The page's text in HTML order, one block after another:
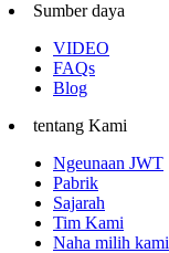
Sumber daya
VIDEO
FAQs
Blog
tentang Kami
Ngeunaan JWT
Pabrik
Sajarah
Tim Kami
Naha milih kami